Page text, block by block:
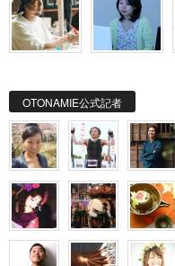
OTONAMIE公式記者